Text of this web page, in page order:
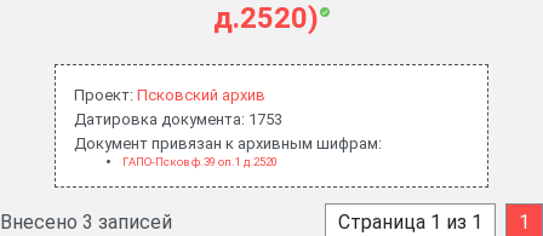
д.2520)
Проект: Псковский архив
Датировка документа: 1753
Документ привязан к архивным шифрам:
ГАПО-Псков ф.39 оп.1 д.2520
Внесено 3 записей Страница 1 из 1 1